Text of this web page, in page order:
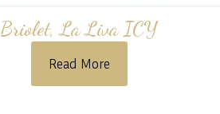
Briolet, La Liva ICY
Read More